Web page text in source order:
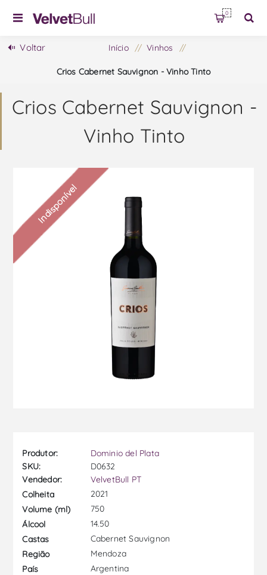
0
Voltar Início / Vinhos /
Crios Cabernet Sauvignon - Vinho Tinto
Crios Cabernet Sauvignon -
Vinho Tinto
Indisponível
Produtor:
Dominio del Plata
SKU:
D0632
Vendedor:
VelvetBull PT
Colheita
2021
Volume (ml)
750
Álcool
14.50
Castas
Cabernet Sauvignon
Região
Mendoza
País
Argentina